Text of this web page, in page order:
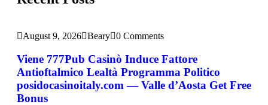
August 9, 2026 Beary 0 Comments
Viene 777Pub Casinò Induce Fattore
Antioftalmico Lealtà Programma Politico
posidocasinoitaly.com — Valle d’Aosta Get Free
Bonus